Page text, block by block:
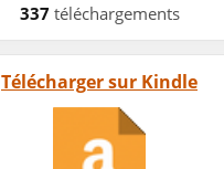
337 téléchargements
Télécharger sur Kindle